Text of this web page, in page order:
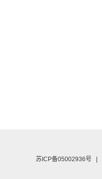
苏ICP备05002936号